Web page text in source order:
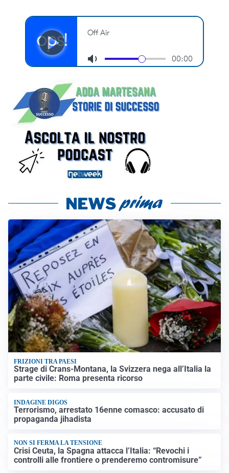
FRIZIONI TRA PAESI
Strage di Crans-Montana, la Svizzera nega all’Italia la
parte civile: Roma presenta ricorso
INDAGINE DIGOS
Terrorismo, arrestato 16enne comasco: accusato di
propaganda jihadista
NON SI FERMA LA TENSIONE
Crisi Ceuta, la Spagna attacca l’Italia: “Revochi i
controlli alle frontiere o prenderemo contromisure”